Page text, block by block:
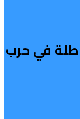
في حرب